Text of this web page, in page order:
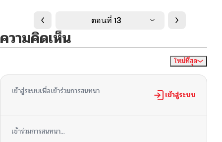
ตอนที่ 13
ความคิดเห็น
ใหม่ที่สุด
เข้าสู่ระบบเพื่อเข้าร่วมการสนทนา เข้าสู่ระบบ
เข้าร่วมการสนทนา...